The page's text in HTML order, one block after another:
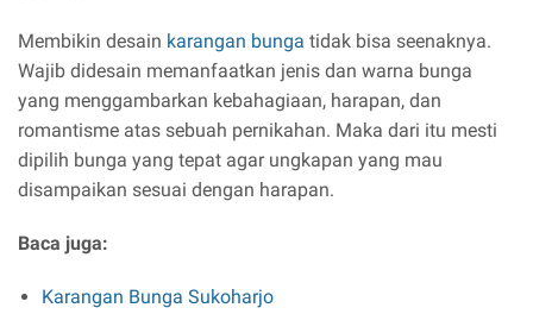
Membikin desain karangan bunga tidak bisa seenaknya.
Wajib didesain memanfaatkan jenis dan warna bunga
yang menggambarkan kebahagiaan, harapan, dan
romantisme atas sebuah pernikahan. Maka dari itu mesti
dipilih bunga yang tepat agar ungkapan yang mau
disampaikan sesuai dengan harapan.
Baca juga:
Karangan Bunga Sukoharjo